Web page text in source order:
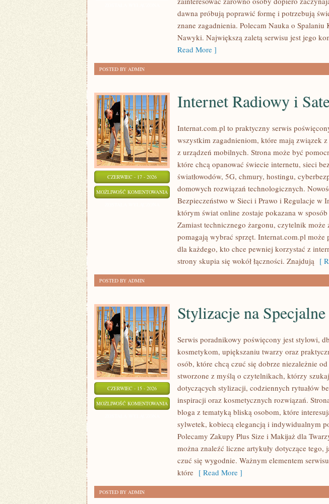
dawna próbują poprawić formę i potrzebują
znane zagadnienia. Polecam Nauka o
Nawyki. Największą zaletą serwisu jest jego
Read More ]
POSTED BY ADMIN
CZERWIEC - 17 - 2026
MOŻLIWOŚĆ KOMENTOWANIA INTERNET
RADIOWY
SATELITARNY
Internet Radiowy i
Internat.com.pl to praktyczny serwis
wszystkim zagadnieniom, które mają związek
z urządzeń mobilnych. Strona może być
które chcą opanować świecie internetu, sieci
światłowodów, 5G, chmury, hostingu,
domowych rozwiązań technologicznych.
Bezpieczeństwo w Sieci i Prawo i Regulacje w
którym świat online zostaje pokazana w
Zamiast technicznego żargonu, czytelnik może
pomagają wybrać sprzęt. Internat.com.pl może
dla każdego, kto chce pewniej korzystać z
strony skupia się wokół łączności. Znajdują [
POSTED BY ADMIN
CZERWIEC - 15 - 2026
MOŻLIWOŚĆ KOMENTOWANIA STYLIZACJE
SPECJALNE
OKAZJE
Stylizacje na
Serwis poradnikowy poświęcony jest stylowi,
kosmetykom, upiększaniu twarzy oraz
osób, które chcą czuć się dobrze niezależnie
stworzone z myślą o czytelnikach, którzy
dotyczących stylizacji, codziennych rytuałów
inspiracji oraz kosmetycznych rozwiązań.
bloga z tematyką bliską osobom, które
sylwetek, kobiecą elegancją i indywidualnym
Polecamy Zakupy Plus Size i Makijaż dla
można znaleźć liczne artykuły dotyczące tego,
czuć się wygodnie. Ważnym elementem
które [ Read More ]
POSTED BY ADMIN